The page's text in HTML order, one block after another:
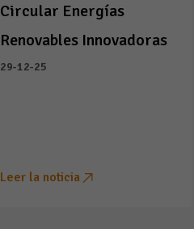
Circular Energías
Renovables Innovadoras
29-12-25
Leer la noticia